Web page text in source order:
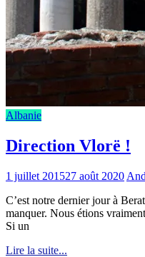
Albanie
Direction Vlorë !
1 juillet 201527 août 2020
C’est notre dernier jour à
manquer. Nous étions
Si un
Lire la suite...